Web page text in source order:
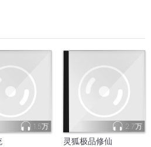
1.5万 2.7万
灵狐极品修仙